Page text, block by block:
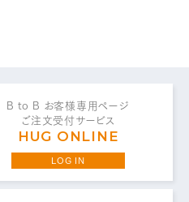
B to B お客様専用ページ
ご注文受付サービス
HUG ONLINE
LOG IN